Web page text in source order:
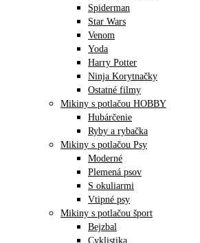
Spiderman
Star Wars
Venom
Yoda
Harry Potter
Ninja Korytnačky
Ostatné filmy
Mikiny s potlačou HOBBY
Hubárčenie
Ryby a rybačka
Mikiny s potlačou Psy
Moderné
Plemená psov
S okuliarmi
Vtipné psy
Mikiny s potlačou šport
Bejzbal
Cyklistika